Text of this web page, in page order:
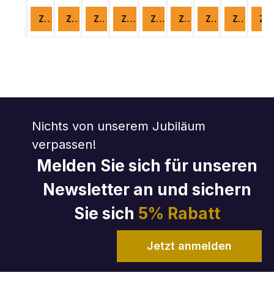
Zum Produkt Zum Produkt Zum Produkt Zum Produkt Zum Produkt Zum Produkt Zum Produkt Zum Produkt
Nichts von unserem Jubiläum
verpassen!
Melden Sie sich für unseren
Newsletter an und sichern
Sie sich 5% Rabatt
Jetzt anmelden